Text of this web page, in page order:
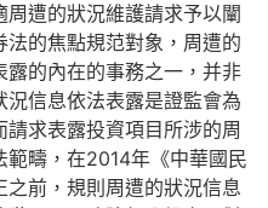
遭的狀況維護請求予以闡
的焦點規范對象，周遭的
的內在的事務之一，并非
信息依法表露是證監會為
求表露投資項目所涉的周
疇，在2014年《中華國民
前，規則周遭的狀況信息